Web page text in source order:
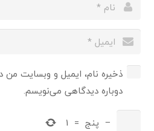
ذخیره نام، ایمیل و وبسایت من
دوباره دیدگاهی می‌نویسم.
− پنج =
1